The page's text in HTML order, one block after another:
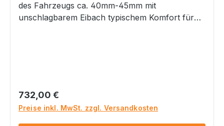
des Fahrzeugs ca. 40mm-45mm mit
unschlagbarem Eibach typischem Komfort für
Federsystem Optimiertes sportliches Handling
aber typisch Eibach mit angenehm sportlich-
komfortabler Abstimmung Höchste
Regulärer Preis:
732,00 €
Preise inkl. MwSt. zzgl. Versandkosten